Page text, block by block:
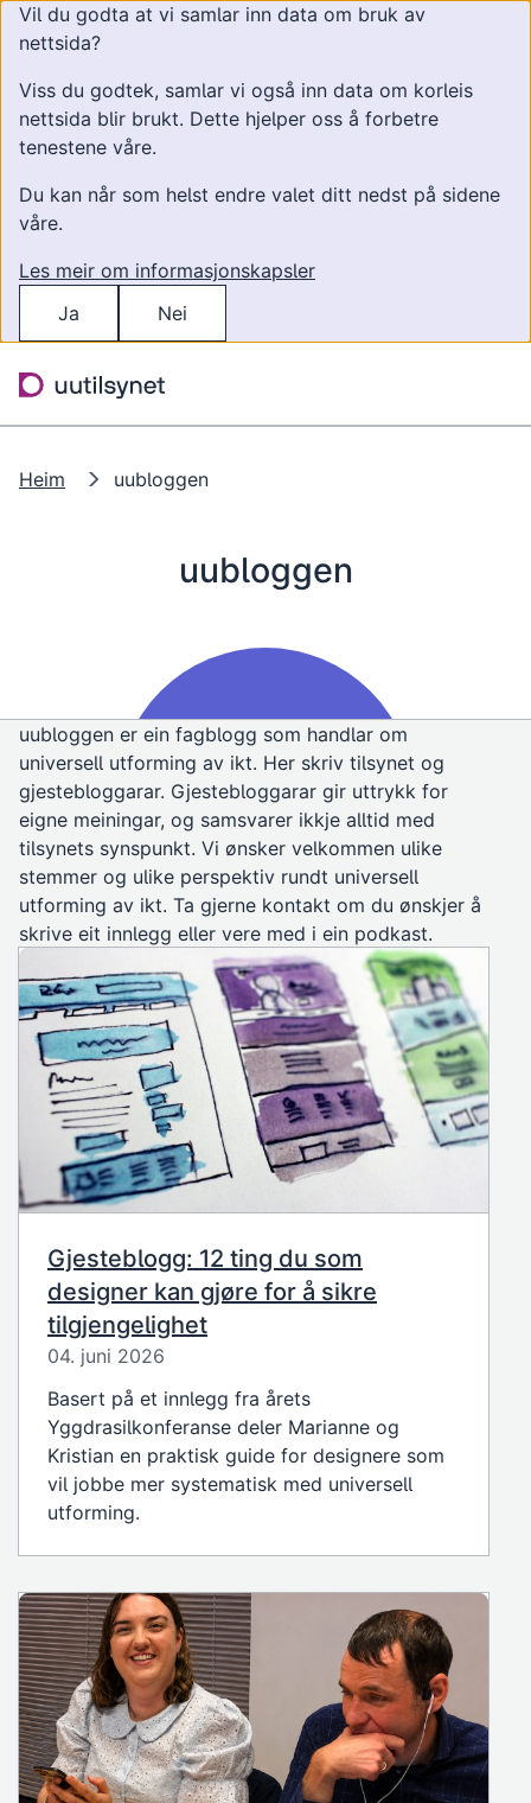
Vil du godta at vi samlar inn data om bruk av
nettsida?
Viss du godtek, samlar vi også inn data om korleis
nettsida blir brukt. Dette hjelper oss å forbetre
tenestene våre.
Du kan når som helst endre valet ditt nedst på sidene
våre.
Les meir om informasjonskapsler
Ja
Nei
Heim uubloggen
uubloggen
uubloggen er ein fagblogg som handlar om
universell utforming av ikt. Her skriv tilsynet og
gjestebloggarar. Gjestebloggarar gir uttrykk for
eigne meiningar, og samsvarer ikkje alltid med
tilsynets synspunkt. Vi ønsker velkommen ulike
stemmer og ulike perspektiv rundt universell
utforming av ikt. Ta gjerne kontakt om du ønskjer å
skrive eit innlegg eller vere med i ein podkast.
Gjesteblogg: 12 ting du som
designer kan gjøre for å sikre
tilgjengelighet
04. juni 2026
Basert på et innlegg fra årets
Yggdrasilkonferanse deler Marianne og
Kristian en praktisk guide for designere som
vil jobbe mer systematisk med universell
utforming.